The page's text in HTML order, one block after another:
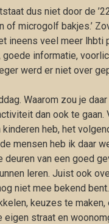
dus niet door de
microgolf bakjes.’
ineens veel meer lhbti
goede informatie,
werd er niet over
Waarom zou je
dan ook te
heb, het
mensen heb ik daar
van een goed
leren. Juist ook
niet mee bekend
keuzes te
eigen straat en